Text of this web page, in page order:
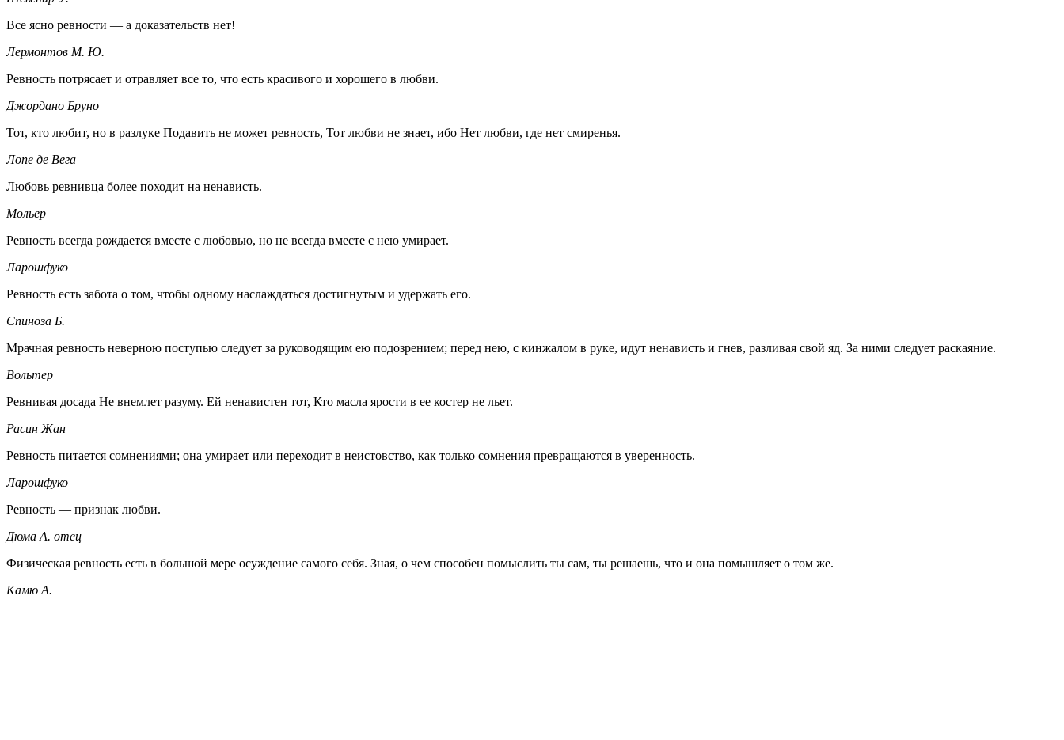
Все ясно ревности — а доказательств нет!
Лермонтов М. Ю.
Ревность потрясает и отравляет все то, что есть красивого и хорошего в любви.
Джордано Бруно
Тот, кто любит, но в разлуке Подавить не может ревность, Тот любви не знает, ибо Нет любви, где нет смиренья.
Лопе де Вега
Любовь ревнивца более походит на ненависть.
Мольер
Ревность всегда рождается вместе с любовью, но не всегда вместе с нею умирает.
Ларошфуко
Ревность есть забота о том, чтобы одному наслаждаться достигнутым и удержать его.
Спиноза Б.
Мрачная ревность неверною поступью следует за руководящим ею подозрением; перед нею, с кинжалом в руке, идут ненависть и гнев, разливая свой яд. За ними следует раскаяние.
Вольтер
Ревнивая досада Не внемлет разуму. Ей ненавистен тот, Кто масла ярости в ее костер не льет.
Расин Жан
Ревность питается сомнениями; она умирает или переходит в неистовство, как только сомнения превращаются в уверенность.
Ларошфуко
Ревность — признак любви.
Дюма А. отец
Физическая ревность есть в большой мере осуждение самого себя. Зная, о чем способен помыслить ты сам, ты решаешь, что и она помышляет о том же.
Камю А.